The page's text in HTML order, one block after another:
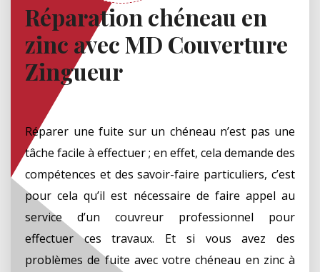
Réparation chéneau en
zinc avec MD Couverture
Zingueur
Réparer une fuite sur un chéneau n’est pas une
tâche facile à effectuer ; en effet, cela demande des
compétences et des savoir-faire particuliers, c’est
pour cela qu’il est nécessaire de faire appel au
service d’un couvreur professionnel pour
effectuer ces travaux. Et si vous avez des
problèmes de fuite avec votre chéneau en zinc à